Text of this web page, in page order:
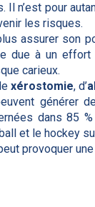
n’est pour
les risques.
assurer son
due à un
carieux.
xérostomie, d’
générer
dans 85
et le hockey
provoquer une